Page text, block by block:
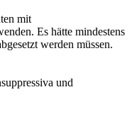
mit
Es hätte mindestens
werden müssen.
und